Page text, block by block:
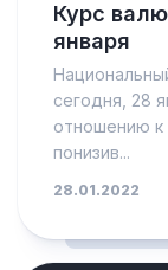
Курс
января
сегодня, 28
отношению к
понизив...
28.01.2022